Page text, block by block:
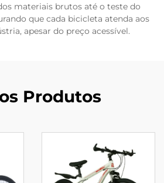
materiais brutos até o teste do
que cada bicicleta atenda aos
apesar do preço acessível.
Produtos